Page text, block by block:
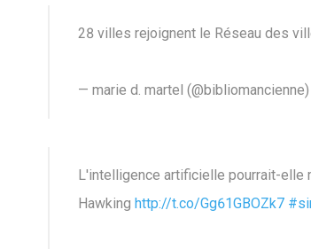
28 villes rejoignent le Réseau des
— marie d. martel (@bibliomancienne)
L'intelligence artificielle pourrait-elle
Hawking http://t.co/Gg61GBOZk7